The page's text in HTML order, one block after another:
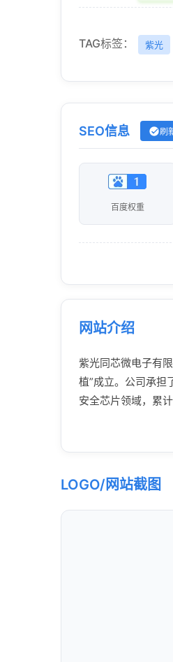
TAG标签： 紫光
SEO信息 刷
百度权重
网站介绍
紫光同芯微电子有
植”成立。公司承担
安全芯片领域，累
LOGO/网站截图